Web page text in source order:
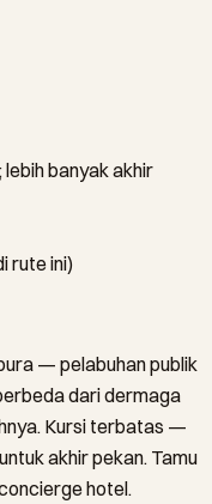
banyak akhir
rute ini)
— pelabuhan publik
dari dermaga
Kursi terbatas —
akhir pekan. Tamu
hotel.